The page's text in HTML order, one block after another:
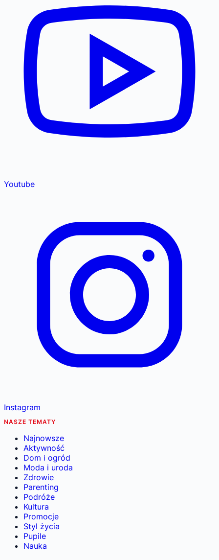
Youtube
Instagram
NASZE TEMATY
Najnowsze
Aktywność
Dom i ogród
Moda i uroda
Zdrowie
Parenting
Podróże
Kultura
Promocje
Styl życia
Pupile
Nauka